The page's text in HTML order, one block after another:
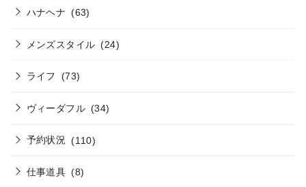
ハナヘナ (63)
メンズスタイル (24)
ライフ (73)
ヴィーダフル (34)
予約状況 (110)
仕事道具 (8)